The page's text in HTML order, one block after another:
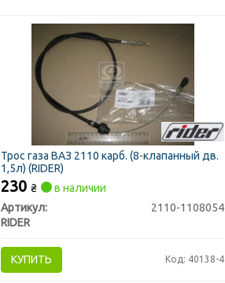
Трос газа ВАЗ 2110 карб. (8-клапанный дв.
1,5л) (RIDER)
230₴
в наличии
Артикул:
2110-1108054
RIDER
КУПИТЬ Код: 40138-4